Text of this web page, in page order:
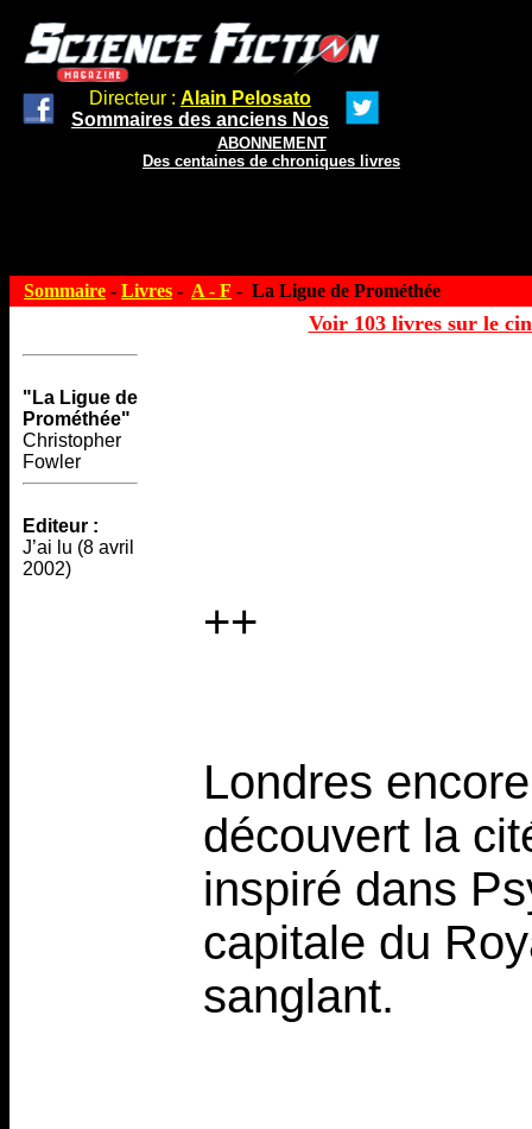
Directeur : Alain Pelosato
Sommaires des anciens Nos
ABONNEMENT
Des centaines de chroniques livres
Sommaire - Livres - A - F - La Ligue de Prométhée
Voir 103 livres sur le
"La Ligue de
Prométhée"
Christopher
Fowler
Editeur :
J’ai lu (8 avril
2002)
++
Londres
découvert la
inspiré dans
capitale du
sanglant.